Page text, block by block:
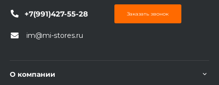
+7(991)427-55-28 Заказать звонок
im@mi-stores.ru
О компании